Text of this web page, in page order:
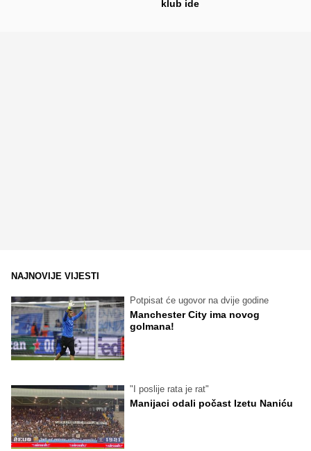
klub ide
NAJNOVIJE VIJESTI
Potpisat će ugovor na dvije godine
Manchester City ima novog
golmana!
"I poslije rata je rat"
Manijaci odali počast Izetu Naniću